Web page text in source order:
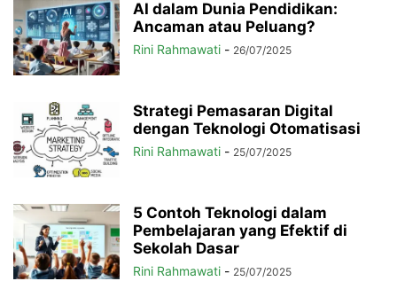
AI dalam Dunia Pendidikan:
Ancaman atau Peluang?
Rini Rahmawati - 26/07/2025
Strategi Pemasaran Digital
dengan Teknologi Otomatisasi
Rini Rahmawati - 25/07/2025
5 Contoh Teknologi dalam
Pembelajaran yang Efektif di
Sekolah Dasar
Rini Rahmawati - 25/07/2025